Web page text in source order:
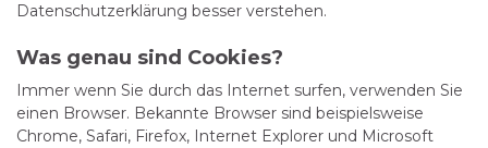
Datenschutzerklärung besser verstehen.
Was genau sind Cookies?
Immer wenn Sie durch das Internet surfen, verwenden Sie
einen Browser. Bekannte Browser sind beispielsweise
Chrome, Safari, Firefox, Internet Explorer und Microsoft